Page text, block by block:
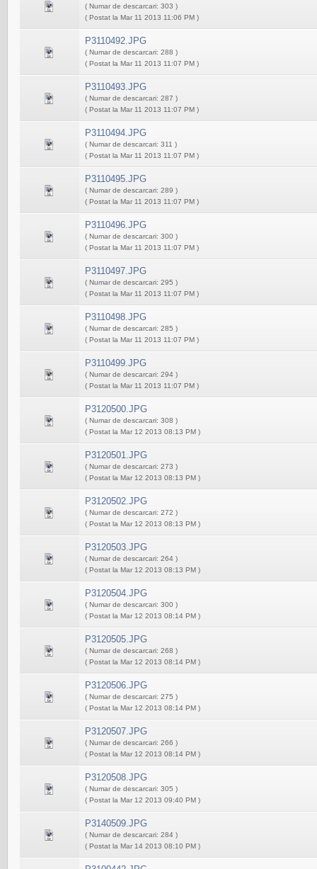
( Numar de descarcari: 303 )
( Postat la Mar 11 2013 11:06 PM )
P3110492.JPG
( Numar de descarcari: 288 )
( Postat la Mar 11 2013 11:07 PM )
P3110493.JPG
( Numar de descarcari: 287 )
( Postat la Mar 11 2013 11:07 PM )
P3110494.JPG
( Numar de descarcari: 311 )
( Postat la Mar 11 2013 11:07 PM )
P3110495.JPG
( Numar de descarcari: 289 )
( Postat la Mar 11 2013 11:07 PM )
P3110496.JPG
( Numar de descarcari: 300 )
( Postat la Mar 11 2013 11:07 PM )
P3110497.JPG
( Numar de descarcari: 295 )
( Postat la Mar 11 2013 11:07 PM )
P3110498.JPG
( Numar de descarcari: 285 )
( Postat la Mar 11 2013 11:07 PM )
P3110499.JPG
( Numar de descarcari: 294 )
( Postat la Mar 11 2013 11:07 PM )
P3120500.JPG
( Numar de descarcari: 308 )
( Postat la Mar 12 2013 08:13 PM )
P3120501.JPG
( Numar de descarcari: 273 )
( Postat la Mar 12 2013 08:13 PM )
P3120502.JPG
( Numar de descarcari: 272 )
( Postat la Mar 12 2013 08:13 PM )
P3120503.JPG
( Numar de descarcari: 264 )
( Postat la Mar 12 2013 08:13 PM )
P3120504.JPG
( Numar de descarcari: 300 )
( Postat la Mar 12 2013 08:14 PM )
P3120505.JPG
( Numar de descarcari: 268 )
( Postat la Mar 12 2013 08:14 PM )
P3120506.JPG
( Numar de descarcari: 275 )
( Postat la Mar 12 2013 08:14 PM )
P3120507.JPG
( Numar de descarcari: 266 )
( Postat la Mar 12 2013 08:14 PM )
P3120508.JPG
( Numar de descarcari: 305 )
( Postat la Mar 12 2013 09:40 PM )
P3140509.JPG
( Numar de descarcari: 284 )
( Postat la Mar 14 2013 08:10 PM )